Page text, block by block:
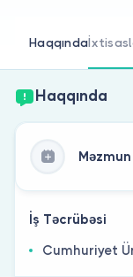
Haqqında
Haqqında
İş Təcrübəsi
Cumhuriyet